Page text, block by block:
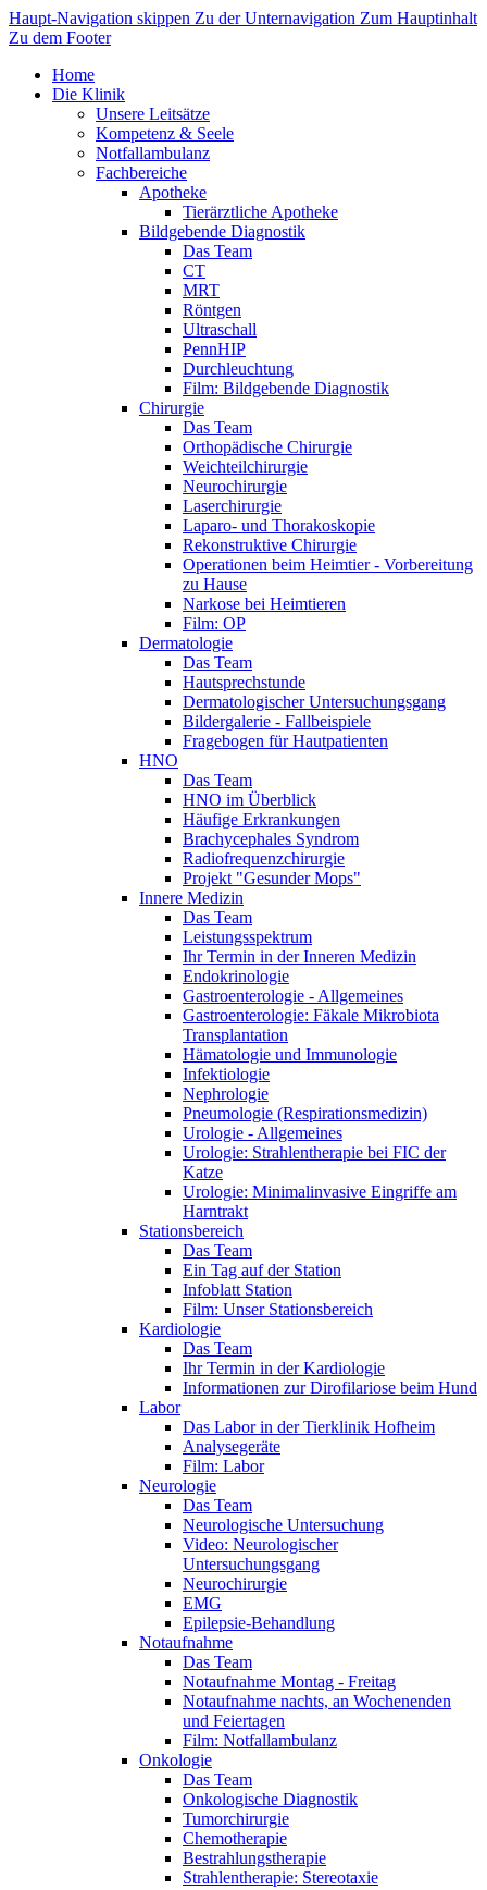
Haupt-Navigation skippen Zu der Unternavigation Zum Hauptinhalt
Zu dem Footer
Home
Die Klinik
Unsere Leitsätze
Kompetenz & Seele
Notfallambulanz
Fachbereiche
Apotheke
Tierärztliche Apotheke
Bildgebende Diagnostik
Das Team
CT
MRT
Röntgen
Ultraschall
PennHIP
Durchleuchtung
Film: Bildgebende Diagnostik
Chirurgie
Das Team
Orthopädische Chirurgie
Weichteilchirurgie
Neurochirurgie
Laserchirurgie
Laparo- und Thorakoskopie
Rekonstruktive Chirurgie
Operationen beim Heimtier - Vorbereitung
zu Hause
Narkose bei Heimtieren
Film: OP
Dermatologie
Das Team
Hautsprechstunde
Dermatologischer Untersuchungsgang
Bildergalerie - Fallbeispiele
Fragebogen für Hautpatienten
HNO
Das Team
HNO im Überblick
Häufige Erkrankungen
Brachycephales Syndrom
Radiofrequenzchirurgie
Projekt "Gesunder Mops"
Innere Medizin
Das Team
Leistungsspektrum
Ihr Termin in der Inneren Medizin
Endokrinologie
Gastroenterologie - Allgemeines
Gastroenterologie: Fäkale Mikrobiota
Transplantation
Hämatologie und Immunologie
Infektiologie
Nephrologie
Pneumologie (Respirationsmedizin)
Urologie - Allgemeines
Urologie: Strahlentherapie bei FIC der
Katze
Urologie: Minimalinvasive Eingriffe am
Harntrakt
Stationsbereich
Das Team
Ein Tag auf der Station
Infoblatt Station
Film: Unser Stationsbereich
Kardiologie
Das Team
Ihr Termin in der Kardiologie
Informationen zur Dirofilariose beim Hund
Labor
Das Labor in der Tierklinik Hofheim
Analysegeräte
Film: Labor
Neurologie
Das Team
Neurologische Untersuchung
Video: Neurologischer
Untersuchungsgang
Neurochirurgie
EMG
Epilepsie-Behandlung
Notaufnahme
Das Team
Notaufnahme Montag - Freitag
Notaufnahme nachts, an Wochenenden
und Feiertagen
Film: Notfallambulanz
Onkologie
Das Team
Onkologische Diagnostik
Tumorchirurgie
Chemotherapie
Bestrahlungstherapie
Strahlentherapie: Stereotaxie